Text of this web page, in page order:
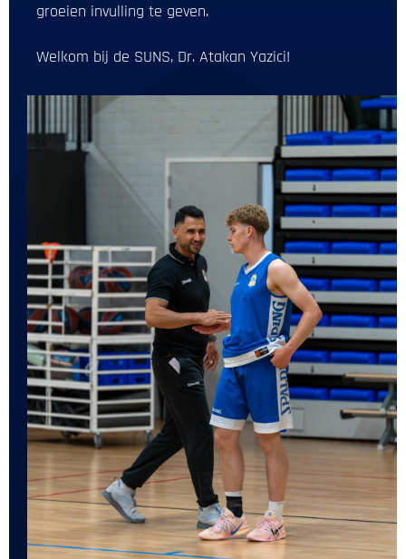
groeien invulling te geven.
‌Welkom bij de SUNS, Dr. Atakan Yazici!